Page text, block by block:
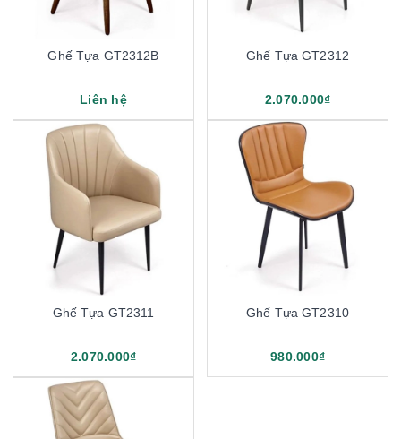
Ghế Tựa GT2312B
Liên hệ
Ghế Tựa GT2312
2.070.000₫
Ghế Tựa GT2311
2.070.000₫
Ghế Tựa GT2310
980.000₫